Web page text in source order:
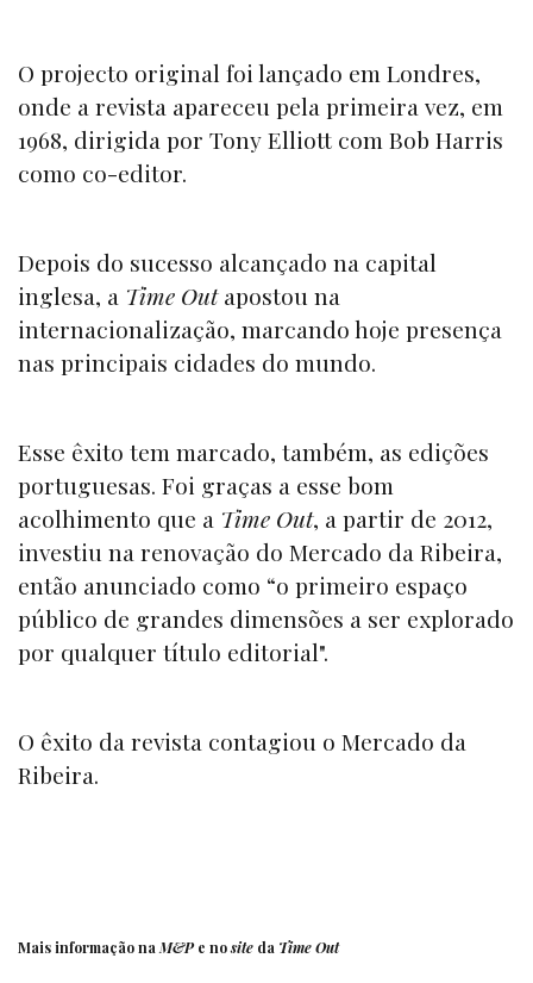
O projecto original foi lançado em Londres,
onde a revista apareceu pela primeira vez, em
1968, dirigida por Tony Elliott com Bob Harris
como co-editor.
Depois do sucesso alcançado na capital
inglesa, a Time Outapostou na
internacionalização, marcando hoje presença
nas principais cidades do mundo.
Esse êxito tem marcado, também, as edições
portuguesas. Foi graças a esse bom
acolhimento que a Time Out, a partir de 2012,
investiu na renovação do Mercado da Ribeira,
então anunciado como “o primeiro espaço
público de grandes dimensões a ser explorado
por qualquer título editorial".
O êxito da revista contagiou o Mercado da
Ribeira.
Mais informação na M&Pe nosite da Time Out